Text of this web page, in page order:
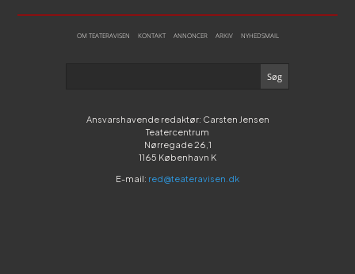
OM TEATERAVISEN KONTAKT ANNONCER ARKIV NYHEDSMAIL
Ansvarshavende redaktør: Carsten Jensen
Teatercentrum
Nørregade 26,1
1165 København K
E-mail: red@teateravisen.dk